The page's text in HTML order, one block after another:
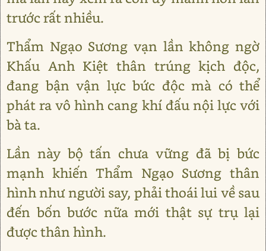
trước rất nhiều.
Thẩm Ngạo Sương vạn lần không ngờ
Khấu Anh Kiệt thân trúng kịch độc,
đang bận vận lực bức độc mà có thể
phát ra vô hình cang khí đấu nội lực với
bà ta.
Lần này bộ tấn chưa vững đã bị bức
mạnh khiến Thẩm Ngạo Sương thân
hình như người say, phải thoái lui về sau
đến bốn bước nữa mới thật sự trụ lại
được thân hình.